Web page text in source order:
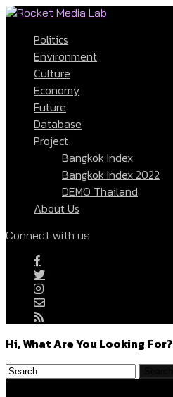
Politics
Environment
Culture
Economy
Future
Database
Project
Bangkok Index
Bangkok Index 2022
DEMO Thailand
About Us
Connect with us
Hi, What Are You Looking For?